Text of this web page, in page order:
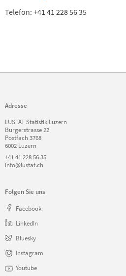
Telefon: +41 41 228 56 35
Adresse
LUSTAT Statistik Luzern
Burgerstrasse 22
Postfach 3768
6002 Luzern
+41 41 228 56 35
info@lustat.ch
Folgen Sie uns
Facebook
LinkedIn
Bluesky
Instagram
Youtube